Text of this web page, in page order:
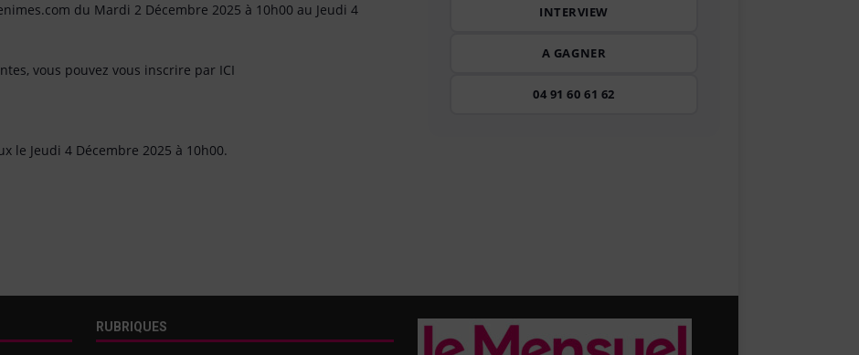
du Mardi 2 Décembre 2025 à 10h00 au Jeudi 4
vous pouvez vous inscrire par ICI
le Jeudi 4 Décembre 2025 à 10h00.
INTERVIEW
A GAGNER
04 91 60 61 62
RUBRIQUES